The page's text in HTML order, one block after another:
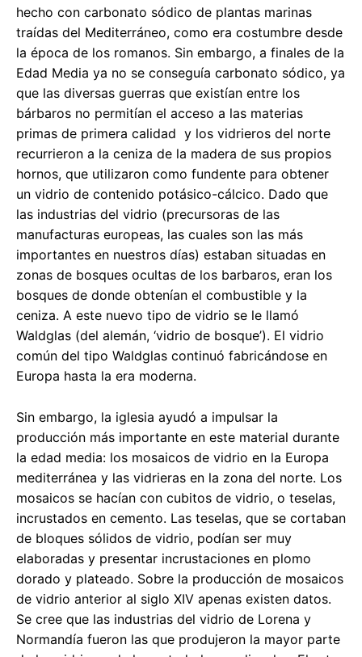
hecho con carbonato sódico de plantas marinas
traídas del Mediterráneo, como era costumbre desde
la época de los romanos. Sin embargo, a finales de la
Edad Media ya no se conseguía carbonato sódico, ya
que las diversas guerras que existían entre los
bárbaros no permitían el acceso a las materias
primas de primera calidad y los vidrieros del norte
recurrieron a la ceniza de la madera de sus propios
hornos, que utilizaron como fundente para obtener
un vidrio de contenido potásico-cálcico. Dado que
las industrias del vidrio (precursoras de las
manufacturas europeas, las cuales son las más
importantes en nuestros días) estaban situadas en
zonas de bosques ocultas de los barbaros, eran los
bosques de donde obtenían el combustible y la
ceniza. A este nuevo tipo de vidrio se le llamó
Waldglas (del alemán, ‘vidrio de bosque’). El vidrio
común del tipo Waldglas continuó fabricándose en
Europa hasta la era moderna.
Sin embargo, la iglesia ayudó a impulsar la
producción más importante en este material durante
la edad media: los mosaicos de vidrio en la Europa
mediterránea y las vidrieras en la zona del norte. Los
mosaicos se hacían con cubitos de vidrio, o teselas,
incrustados en cemento. Las teselas, que se cortaban
de bloques sólidos de vidrio, podían ser muy
elaboradas y presentar incrustaciones en plomo
dorado y plateado. Sobre la producción de mosaicos
de vidrio anterior al siglo XIV apenas existen datos.
Se cree que las industrias del vidrio de Lorena y
Normandía fueron las que produjeron la mayor parte